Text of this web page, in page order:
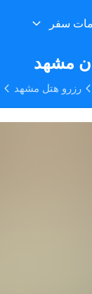
سفر
مشهد
رزرو هتل مشهد